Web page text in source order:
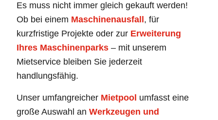
Es muss nicht immer gleich gekauft werden!
Ob bei einem Maschinenausfall , für
kurzfristige Projekte oder zur Erweiterung
Ihres Maschinenparks– mit unserem
Mietservice bleiben Sie jederzeit
handlungsfähig.
Unser umfangreicher Mietpool umfasst eine
große Auswahl an Werkzeugen und